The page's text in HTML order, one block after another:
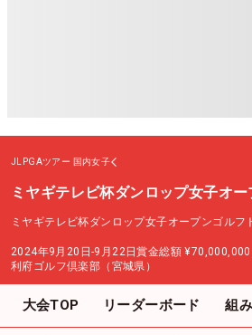
JLPGAツアー 国内女子
ミヤギテレビ杯ダンロップ女子オー
ミヤギテレビ杯ダンロップ女子オープンゴルフ
2024年9月20日-9月22日賞金総額 ¥70,000,000
利府ゴルフ倶楽部（宮城県）
大会TOP リーダーボード 組